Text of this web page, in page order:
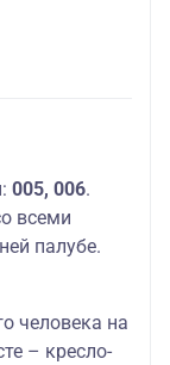
005, 006.
всеми
палубе.
человека на
– кресло-